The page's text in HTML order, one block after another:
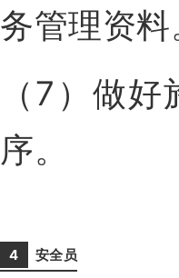
务管理资料
（7）做
序。
4 安全员